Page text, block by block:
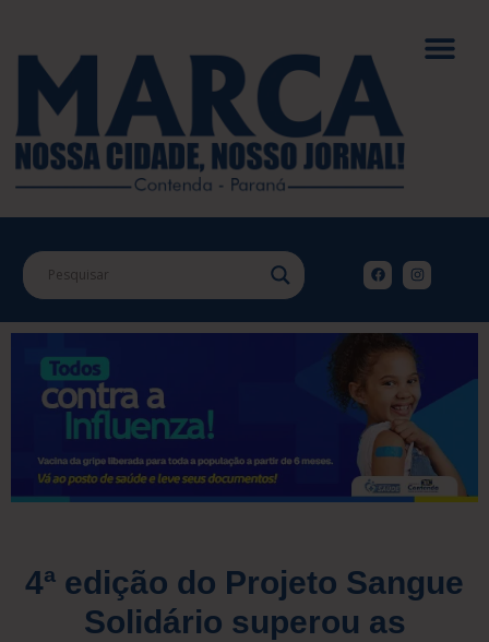
4ª edição do Projeto Sangue
Solidário superou as